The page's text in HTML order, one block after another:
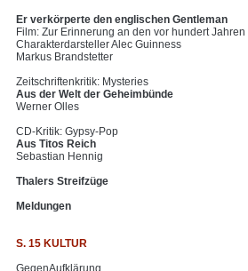
Er verkörperte den englischen Gentleman
Film: Zur Erinnerung an den vor hundert
Charakterdarsteller Alec Guinness
Markus Brandstetter
Zeitschriftenkritik: Mysteries
Aus der Welt der Geheimbünde
Werner Olles
CD-Kritik: Gypsy-Pop
Aus Titos Reich
Sebastian Hennig
Thalers Streifzüge
Meldungen
S. 15 KULTUR
GegenAufklärung